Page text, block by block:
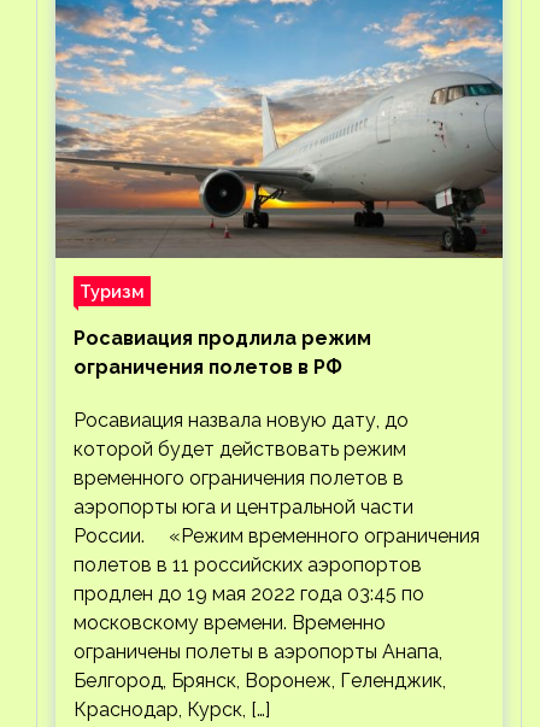
Туризм
Росавиация продлила режим
ограничения полетов в РФ
Росавиация назвала новую дату, до
которой будет действовать режим
временного ограничения полетов в
аэропорты юга и центральной части
России. «Режим временного ограничения
полетов в 11 российских аэропортов
продлен до 19 мая 2022 года 03:45 по
московскому времени. Временно
ограничены полеты в аэропорты Анапа,
Белгород, Брянск, Воронеж, Геленджик,
Краснодар, Курск, […]